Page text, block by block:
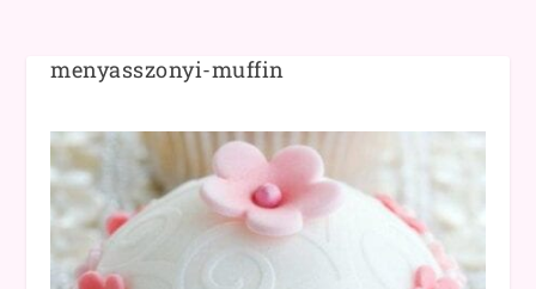
menyasszonyi-muffin